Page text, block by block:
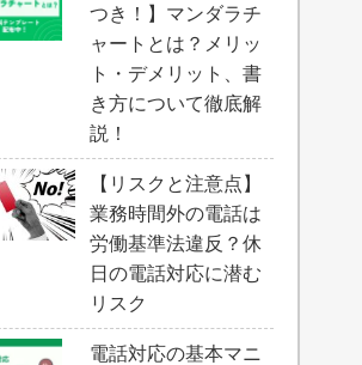
つき！】マンダラチ
ャートとは？メリッ
ト・デメリット、書
き方について徹底解
説！
【リスクと注意点】
業務時間外の電話は
労働基準法違反？休
日の電話対応に潜む
リスク
電話対応の基本マニ